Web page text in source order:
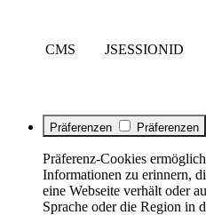
CMS JSESSIONID
Präferenzen Präferenzen
Präferenz-Cookies
Informationen zu erinnern,
eine Webseite verhält oder
Sprache oder die Region in